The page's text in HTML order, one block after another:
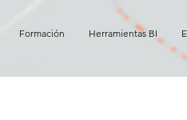
Formación Herramientas BI